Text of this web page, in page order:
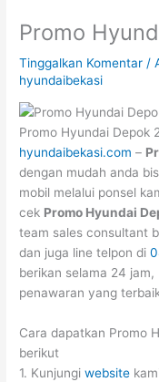
Promo
Tinggalkan Komentar /
hyundaibekasi
Promo Hyundai Depok
hyundaibekasi.com –
dengan mudah anda
mobil melalui ponsel
cek Promo Hyundai
team sales consultant
dan juga line telpon di
berikan selama 24
penawaran yang
Cara dapatkan Promo
berikut
1. Kunjungiwebsite